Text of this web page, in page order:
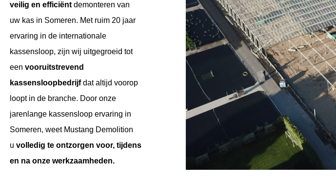
veilig en efficiënt demonteren van
uw kas in Someren. Met ruim 20 jaar
ervaring in de internationale
kassensloop, zijn wij uitgegroeid tot
een vooruitstrevend
kassensloopbedrijfdat altijd voorop
loopt in de branche. Door onze
jarenlange kassensloop ervaring in
Someren, weet Mustang Demolition
u volledig te ontzorgen voor, tijdens
en na onze werkzaamheden.